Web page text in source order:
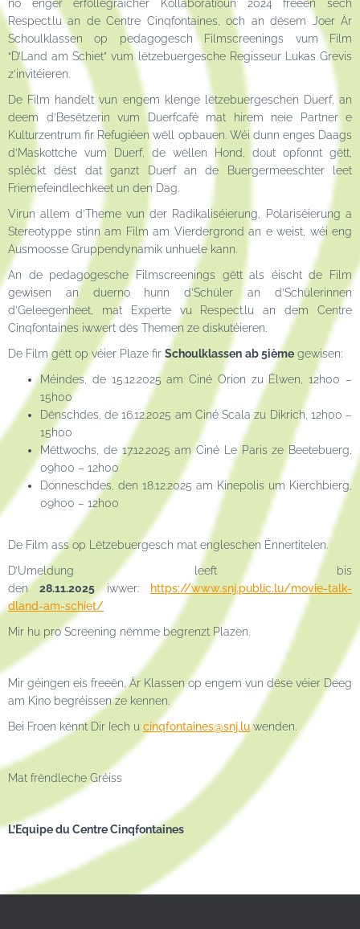
no enger erfollegräicher Kollaboratioun 2024 freeën sech
Respect.lu an de Centre Cinqfontaines, och an dësem Joer Är
Schoulklassen op pedagogesch Filmscreenings vum Film
“D’Land am Schiet” vum lëtzebuergesche Regisseur Lukas Grevis
z’invitéieren.
De Film handelt vun engem klenge lëtzebuergeschen Duerf, an
deem d’Besëtzerin vum Duerfcafé mat hirem neie Partner e
Kulturzentrum fir Refugiéen wëll opbauen. Wéi dunn enges Daags
d’Maskottche vum Duerf, de wëllen Hond, dout opfonnt gëtt,
spléckt dëst dat ganzt Duerf an de Buergermeeschter leet
Friemefeindlechkeet un den Dag.
Virun allem d’Theme vun der Radikaliséierung, Polariséierung a
Stereotyppe stinn am Film am Vierdergrond an e weist, wéi eng
Ausmoosse Gruppendynamik unhuele kann.
An de pedagogesche Filmscreenings gëtt als éischt de Film
gewisen an duerno hunn d’Schüler an d’Schülerinnen
d’Geleegenheet, mat Experte vu Respect.lu an dem Centre
Cinqfontaines iwwert dës Themen ze diskutéieren.
De Film gëtt op véier Plaze fir Schoulklassen ab 5ième gewisen:
Méindes, de 15.12.2025 am Ciné Orion zu Ëlwen, 12h00 –
15h00
Dënschdes, de 16.12.2025 am Ciné Scala zu Dikrich, 12h00 –
15h00
Mëttwochs, de 17.12.2025 am Ciné Le Paris ze Beetebuerg,
09h00 – 12h00
Donneschdes, den 18.12.2025 am Kinepolis um Kierchbierg,
09h00 – 12h00
De Film ass op Lëtzebuergesch mat engleschen Ënnertitelen.
D’Umeldung leeft bis
den28.11.2025 iwwer:
https://www.snj.public.lu/movie-talk-
dland-am-schiet/
Mir hu pro Screening nëmme begrenzt Plazen.
Mir géingen eis freeën, Är Klassen op engem vun dëse véier Deeg
am Kino begréissen ze kennen.
Bei Froen kënnt Dir Iech u cinqfontaines@snj.lu wenden.
Mat frëndleche Gréiss
L’Equipe du Centre Cinqfontaines